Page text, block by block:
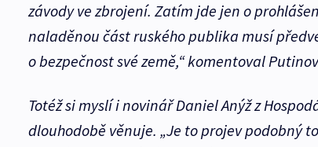
závody ve zbrojení. Zatím jde jen o
naladěnou část ruského publika musí
o bezpečnost své země,“ komentoval
Totéž si myslí i novinář Daniel Anýž z
dlouhodobě věnuje. „Je to projev podobný